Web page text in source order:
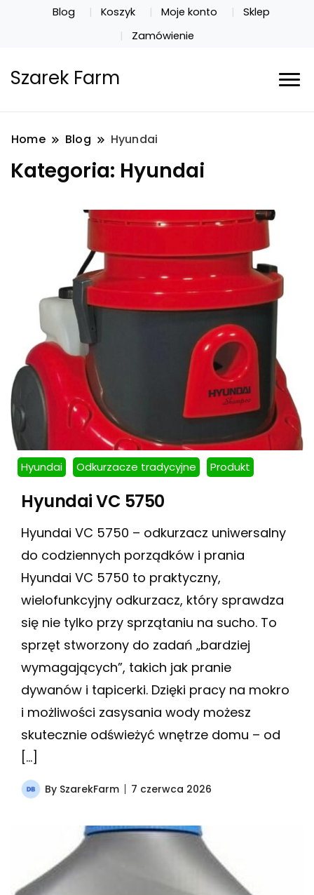
Blog Koszyk Moje konto
Sklep
Zamówienie
Szarek Farm
Home Blog Hyundai
Kategoria: Hyundai
Hyundai Odkurzacze tradycyjne Produkt
Hyundai VC 5750
Hyundai VC 5750 – odkurzacz uniwersalny
do codziennych porządków i prania
Hyundai VC 5750 to praktyczny,
wielofunkcyjny odkurzacz, który sprawdza
się nie tylko przy sprzątaniu na sucho. To
sprzęt stworzony do zadań „bardziej
wymagających”, takich jak pranie
dywanów i tapicerki. Dzięki pracy na mokro
i możliwości zasysania wody możesz
skutecznie odświeżyć wnętrze domu – od
[…]
By SzarekFarm 7 czerwca 2026